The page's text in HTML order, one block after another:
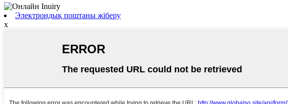
Электрондық поштаны жіберу
x